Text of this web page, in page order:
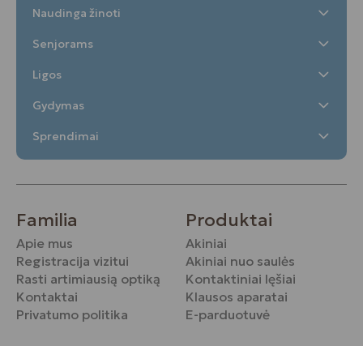
Naudinga žinoti
Senjorams
Ligos
Gydymas
Sprendimai
Familia
Apie mus
Registracija vizitui
Rasti artimiausią optiką
Kontaktai
Privatumo politika
Produktai
Akiniai
Akiniai nuo saulės
Kontaktiniai lęšiai
Klausos aparatai
E-parduotuvė